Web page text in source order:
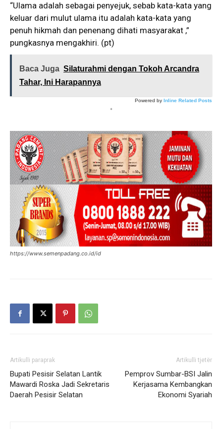
“Ulama adalah sebagai penyejuk, sebab kata-kata yang
keluar dari mulut ulama itu adalah kata-kata yang
penuh hikmah dan penenang dihati masyarakat ,”
pungkasnya mengakhiri. (pt)
Baca Juga Silaturahmi dengan Tokoh Arcandra
Tahar, Ini Harapannya
Powered by Inline Related Posts
*
https://www.semenpadang.co.id/id
Artikulli paraprak
Bupati Pesisir Selatan Lantik
Mawardi Roska Jadi Sekretaris
Daerah Pesisir Selatan
Artikulli tjetër
Pemprov Sumbar-BSI Jalin
Kerjasama Kembangkan
Ekonomi Syariah